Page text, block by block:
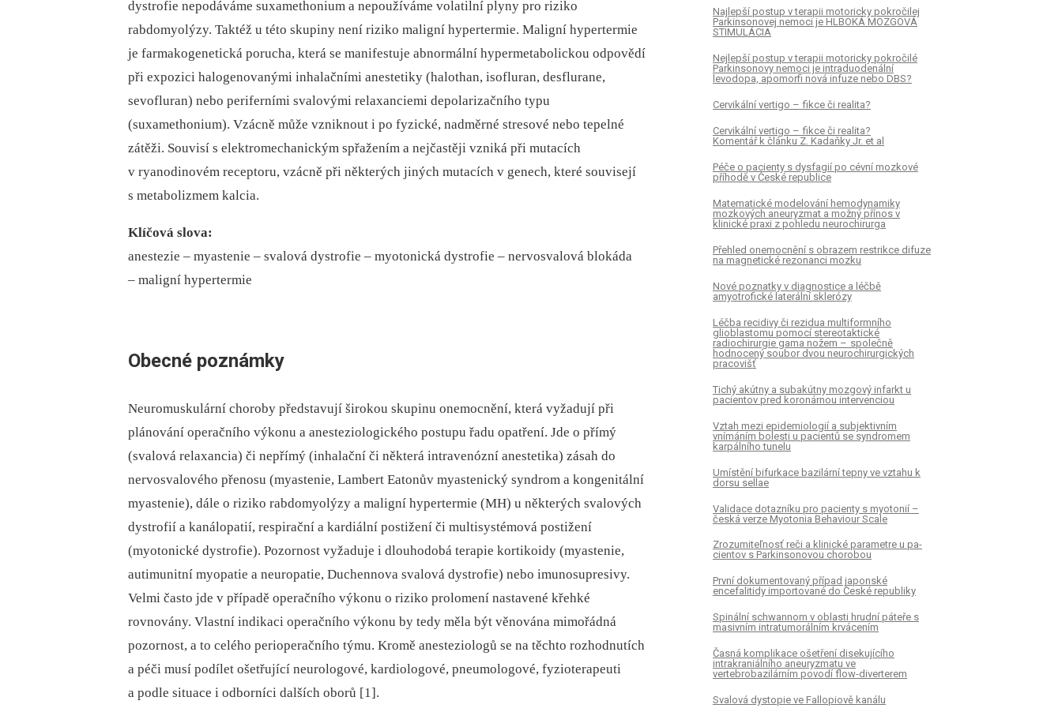
dystrofie nepodáváme suxamethonium a nepoužíváme volatilní plyny pro riziko
rabdomyolýzy. Taktéž u této skupiny není riziko maligní hypertermie. Maligní hypertermie
je farmakogenetická porucha, která se manifestuje abnormální hypermetabolickou odpovědí
při expozici halogenovanými inhalačními anestetiky (halothan, isofluran, desflurane,
sevofluran) nebo periferními svalovými relaxanciemi depolarizačního typu
(suxamethonium). Vzácně může vzniknout i po fyzické, nadměrné stresové nebo tepelné
zátěži. Souvisí s elektromechanickým spřažením a nejčastěji vzniká při mutacích
v ryanodinovém receptoru, vzácně při některých jiných mutacích v genech, které souvisejí
s metabolizmem kalcia.
Klíčová slova:
anestezie –⁠ myastenie –⁠ svalová dystrofie –⁠ myotonická dystrofie –⁠ nervosvalová blokáda
–⁠ maligní hypertermie
Obecné poznámky
Neuromuskulární choroby představují širokou skupinu onemocnění, která vyžadují při
plánování operačního výkonu a anesteziologického postupu řadu opatření. Jde o přímý
(svalová relaxancia) či nepřímý (inhalační či některá intravenózní anestetika) zásah do
nervosvalového přenosu (myastenie, Lambert Eatonův myastenický syndrom a kongenitální
myastenie), dále o riziko rabdomyolýzy a maligní hypertermie (MH) u některých svalových
dystrofií a kanálopatií, respirační a kardiální postižení či multisystémová postižení
(myotonické dystrofie). Pozornost vyžaduje i dlouhodobá terapie kortikoidy (myastenie,
autimunitní myopatie a neuropatie, Duchennova svalová dystrofie) nebo imunosupresivy.
Velmi často jde v případě operačního výkonu o riziko prolomení nastavené křehké
rovnovány. Vlastní indikaci operačního výkonu by tedy měla být věnována mimořádná
pozornost, a to celého perioperačního týmu. Kromě anesteziologů se na těchto rozhodnutích
a péči musí podílet ošetřující neurologové, kardiologové, pneumologové, fyzioterapeuti
a podle situace i odborníci dalších oborů [1].
Najlepší postup v terapii motoricky pokročilej
Parkinsonovej nemoci je HLBOKÁ MOZGOVÁ
STIMULÁCIA
Nejlepší postup v terapii motoricky pokročilé
Parkinsonovy nemoci je intraduodenální
levodopa, apomorfi nová infuze nebo DBS?
Cervikální vertigo – fikce či realita?
Cervikální vertigo – fikce či realita?
Komentář k článku Z. Kadaňky Jr. et al
Péče o pa­cienty s dysfagií po cévní mozkové
příhodě v České republice
Matematické modelování hemodynamiky
mozkových aneuryzmat a možný přínos v
klinické praxi z pohledu neurochirurga
Přehled onemocnění s obrazem restrikce difuze
na magnetické rezonanci mozku
Nové poznatky v dia­gnostice a léčbě
amyotrofické laterální sklerózy
Léčba recidivy či rezidua multiformního
glioblastomu pomocí stereotaktické
radiochirurgie gama nožem – společně
hodnocený soubor dvou neurochirurgických
pracovišť
Tichý akútny a subakútny mozgový infarkt u
pacientov pred koronárnou intervenciou
Vztah mezi epidemiologií a subjektivním
vnímáním bolesti u pa­cientů se syndromem
karpálního tunelu
Umístění bifurkace bazilární tepny ve vztahu k
dorsu sel­lae
Validace dotazníku pro pa­cienty s myotonií –
česká verze Myotonia Behaviour Scale
Zrozumiteľnosť reči a klinické parametre u pa­
cientov s Parkinsonovou chorobou
První dokumentovaný případ japonské
encefalitidy importované do České republiky
Spinální schwannom v oblasti hrudní páteře s
masivním intratumorálním krvácením
Časná komplikace ošetření disekujícího
intrakraniálního aneuryzmatu ve
vertebrobazilárním povodí flow-diverterem
Svalová dystopie ve Fallopiově kanálu